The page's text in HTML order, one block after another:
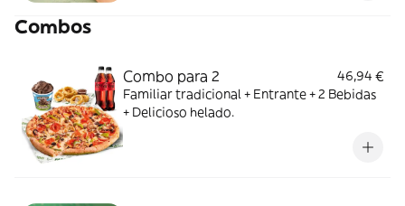
Combos
Combo para 2
46,94 €
Familiar tradicional + Entrante + 2 Bebidas
+ Delicioso helado.